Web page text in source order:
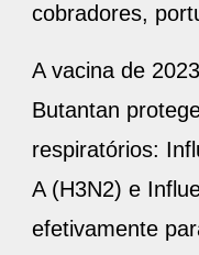
cobradores,
A vacina de
Butantan
respiratórios:
A (H3N2) e
efetivamente